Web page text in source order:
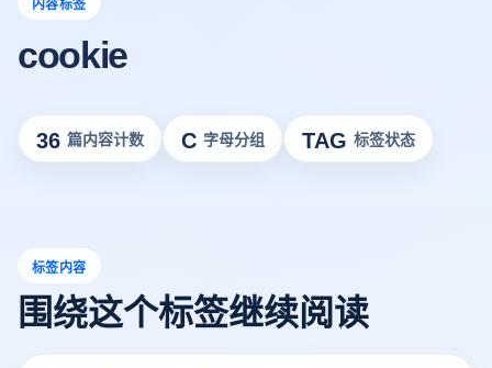
cookie
36 篇内容计数 C 字母分组 TAG 标签状态
标签内容
围绕这个标签继续阅读